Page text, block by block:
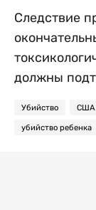
Следствие
должны
Убийство США
убийство ребенка